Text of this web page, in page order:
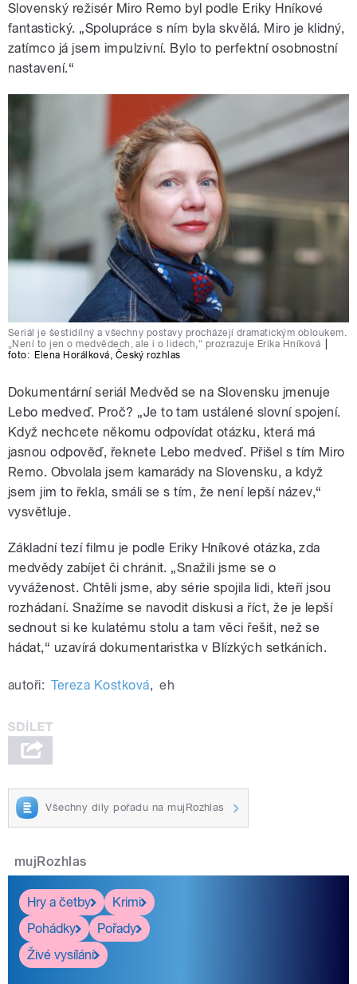
Slovenský režisér Miro Remo byl podle Eriky Hníkové
fantastický. „Spolupráce s ním byla skvělá. Miro je klidný,
zatímco já jsem impulzivní. Bylo to perfektní osobnostní
nastavení.“
Seriál je šestidílný a všechny postavy procházejí dramatickým obloukem.
„Není to jen o medvědech, ale i o lidech,“ prozrazuje Erika Hníková
foto: Elena Horálková Český rozhlas
Dokumentární seriál Medvěd se na Slovensku jmenuje
Lebo medveď. Proč? „Je to tam ustálené slovní spojení.
Když nechcete někomu odpovídat otázku, která má
jasnou odpověď, řeknete Lebo medveď. Přišel s tím Miro
Remo. Obvolala jsem kamarády na Slovensku, a když
jsem jim to řekla, smáli se s tím, že není lepší název,“
vysvětluje.
Základní tezí filmu je podle Eriky Hníkové otázka, zda
medvědy zabíjet či chránit. „Snažili jsme se o
vyváženost. Chtěli jsme, aby série spojila lidi, kteří jsou
rozhádaní. Snažíme se navodit diskusi a říct, že je lepší
sednout si ke kulatému stolu a tam věci řešit, než se
hádat,“ uzavírá dokumentaristka v Blízkých setkáních.
autoři: Tereza Kostková, eh
Všechny díly pořadu na mujRozhlas
mujRozhlas
Hry a četby
Krimi
Pohádky
Pořady
Živé vysílání